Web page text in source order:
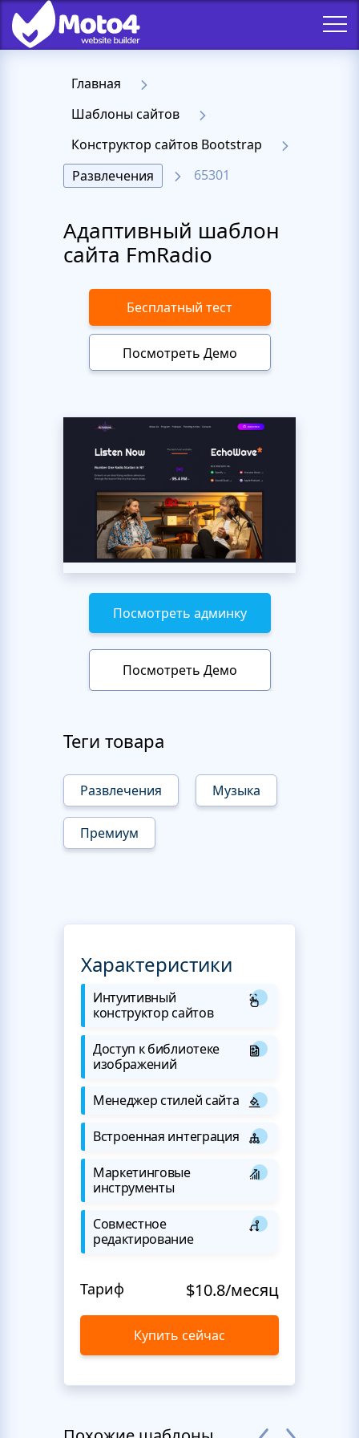
Главная
Шаблоны сайтов
Конструктор сайтов Bootstrap
Развлечения
65301
Адаптивный шаблон
сайта FmRadio
Бесплатный тест
Посмотреть Демо
Посмотреть админку
Посмотреть Демо
Теги товара
Развлечения Музыка
Премиум
Характеристики
Интуитивный
конструктор сайтов
Доступ к библиотеке
изображений
Менеджер стилей сайта
Встроенная интеграция
Маркетинговые
инструменты
Совместное
редактирование
Тариф $10.8/месяц
Купить сейчас